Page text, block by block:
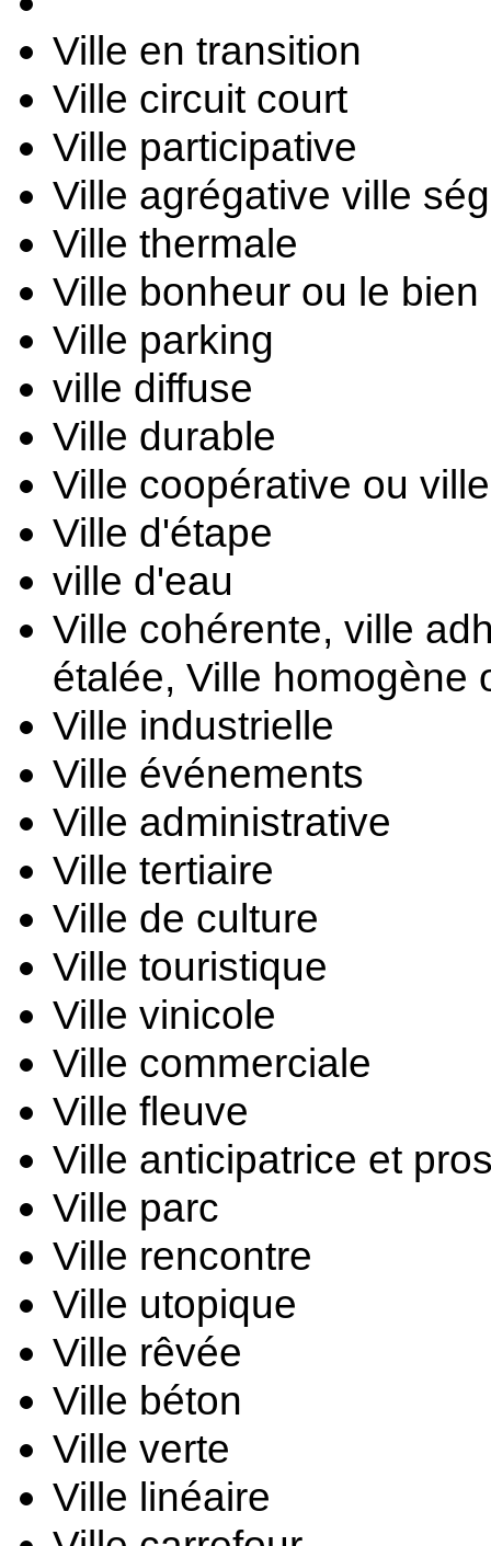
Ville en transition
Ville circuit court
Ville participative
Ville agrégative ville
Ville thermale
Ville bonheur ou le
Ville parking
ville diffuse
Ville durable
Ville coopérative ou
Ville d'étape
ville d'eau
Ville cohérente, ville
étalée, Ville homogène
Ville industrielle
Ville événements
Ville administrative
Ville tertiaire
Ville de culture
Ville touristique
Ville vinicole
Ville commerciale
Ville fleuve
Ville anticipatrice et
Ville parc
Ville rencontre
Ville utopique
Ville rêvée
Ville béton
Ville verte
Ville linéaire